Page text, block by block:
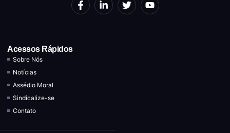
Acessos Rápidos
Sobre Nós
Notícias
Assédio Moral
Sindicalize-se
Contato